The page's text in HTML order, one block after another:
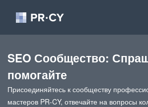
SEO Сообщество:
помогайте
Присоединяйтесь к сообществу
мастеров PR-CY, отвечайте на вопросы